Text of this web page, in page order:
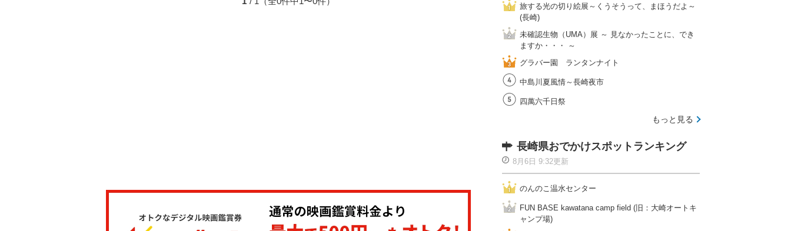
旅する光の切り絵展～くうそうって、まほうだよ～
(長崎)
未確認生物（UMA）展 ～ 見なかったことに、でき
ますか・・・ ～
グラバー園 ランタンナイト
中島川夏風情～長崎夜市
四萬六千日祭
もっと見る
長崎県おでかけスポットランキング
8月6日 9:32更新
のんのこ温水センター
FUN BASE kawatana camp field (旧：大崎オートキ
ャンプ場)